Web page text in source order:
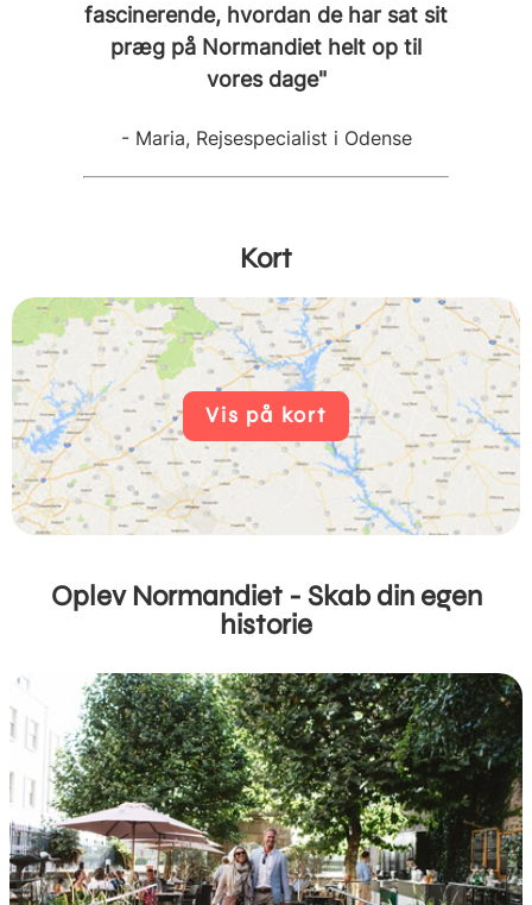
fascinerende, hvordan de har sat sit
præg på Normandiet helt op til
vores dage"
- Maria, Rejsespecialist i Odense
Kort
Vis på kort
Oplev Normandiet - Skab din egen
historie